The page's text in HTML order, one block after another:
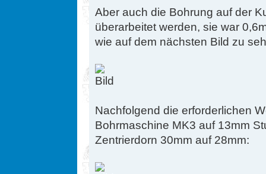
Aber auch die Bohrung auf der
überarbeitet werden, sie war
wie auf dem nächsten Bild zu
Nachfolgend die erforderlichen
Bohrmaschine MK3 auf 13mm
Zentrierdorn 30mm auf 28mm: